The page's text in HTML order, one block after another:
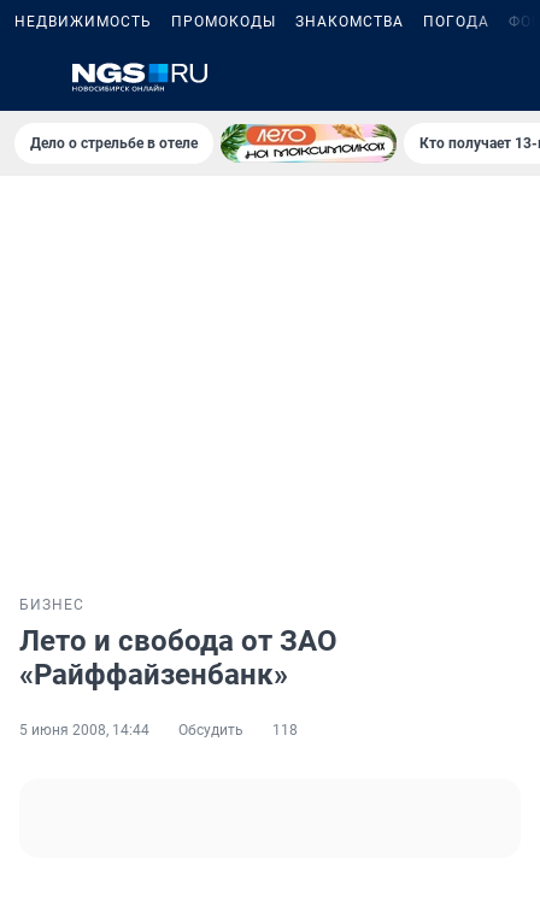
НЕДВИЖИМОСТЬ ПРОМОКОДЫ ЗНАКОМСТВА ПОГОДА
Дело о стрельбе в отеле Кто получает
БИЗНЕС
Лето и свобода от ЗАО
«Райффайзенбанк»
5 июня 2008, 14:44 Обсудить 118